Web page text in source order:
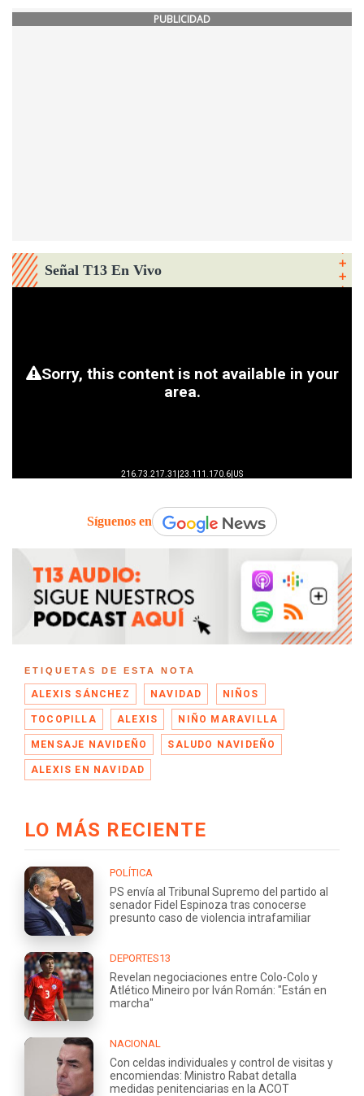
PUBLICIDAD
Señal T13 En Vivo
Síguenos en
ETIQUETAS DE ESTA NOTA
ALEXIS SÁNCHEZ NAVIDAD NIÑOS
TOCOPILLA ALEXIS NIÑO MARAVILLA
MENSAJE NAVIDEÑO SALUDO NAVIDEÑO
ALEXIS EN NAVIDAD
LO MÁS RECIENTE
POLÍTICA
PS envía al Tribunal Supremo del partido al
senador Fidel Espinoza tras conocerse
presunto caso de violencia intrafamiliar
DEPORTES13
Revelan negociaciones entre Colo-Colo y
Atlético Mineiro por Iván Román: "Están en
marcha"
NACIONAL
Con celdas individuales y control de visitas y
encomiendas: Ministro Rabat detalla
medidas penitenciarias en la ACOT